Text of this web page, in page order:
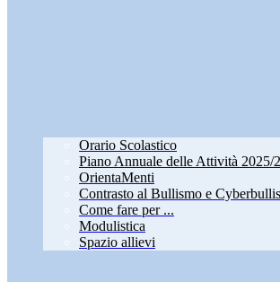
Orario Scolastico
Piano Annuale delle Attività 2025/
OrientaMenti
Contrasto al Bullismo e
Come fare per ...
Modulistica
Spazio allievi